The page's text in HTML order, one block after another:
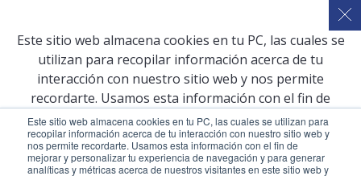
Este sitio web almacena cookies en tu PC, las cuales se utilizan para
recopilar información acerca de tu interacción con nuestro sitio web y
nos permite recordarte. Usamos esta información con el fin de
mejorar y personalizar tu experiencia de navegación y para generar
analíticas y métricas acerca de nuestros visitantes en este sitio web y
Sistema de Gestión Académica (SGA)
Defensoría Universitaria
Terceros vinculados
San Pablo Mail
Aula Virtual Pregrado
Aula Virtual Postgrado
Este sitio web almacena cookies en tu PC, las cuales se
utilizan para recopilar información acerca de tu
interacción con nuestro sitio web y nos permite
recordarte. Usamos esta información con el fin de
mejorar y personalizar tu experiencia de navegación y
para generar analíticas y métricas acerca de nuestros
visitantes en este sitio web y otros medios de